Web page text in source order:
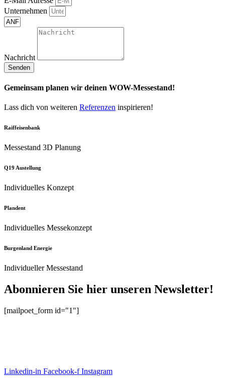
Unternehmen
Nachricht
Senden
Gemeinsam planen wir deinen WOW-Messestand!
Lass dich von weiteren Referenzen inspirieren!
Raiffeisenbank
Messestand 3D Planung
Q19 Austellung
Individuelles Konzept
Plandent
Individuelles Messekonzept
Burgenland Energie
Individueller Messestand
Abonnieren Sie hier unseren Newsletter!
[mailpoet_form id="1"]
Linkedin-in Facebook-f Instagram